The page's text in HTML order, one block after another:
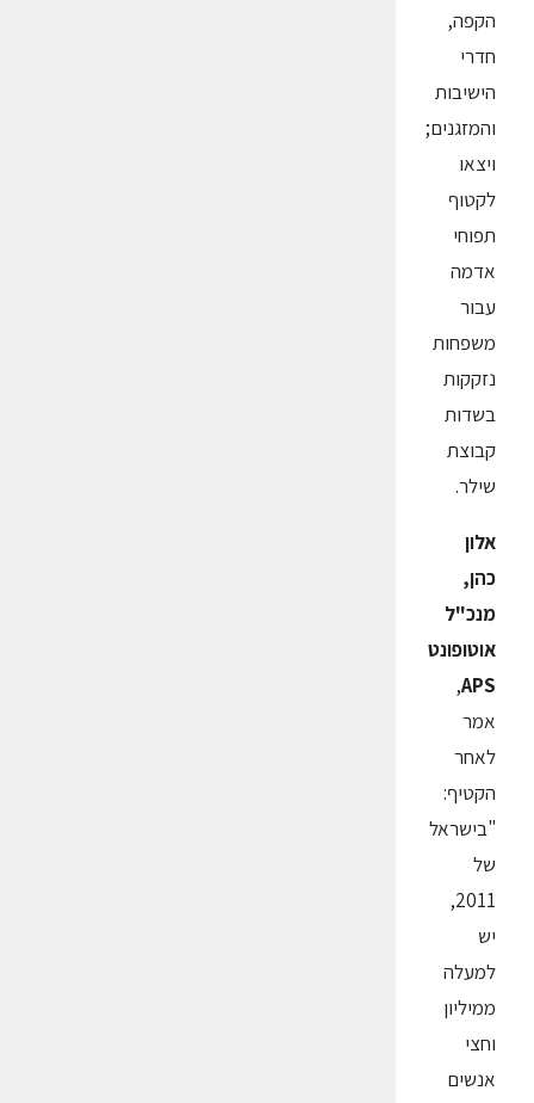
הקפה,
חדרי
הישיבות
והמזגנים;
ויצאו
לקטוף
תפוחי
אדמה
עבור
משפחות
נזקקות
בשדות
קבוצת
שילר.
אלון
כהן,
מנכ"ל
אוטופונט
APS
,
אמר
לאחר
הקטיף:
"בישראל
של
2011,
יש
למעלה
ממיליון
וחצי
אנשים